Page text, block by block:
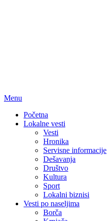
Menu
Početna
Lokalne vesti
Vesti
Hronika
Servisne informacije
Dešavanja
Društvo
Kultura
Sport
Lokalni biznisi
Vesti po naseljima
Borča